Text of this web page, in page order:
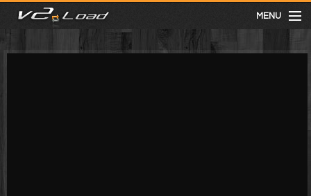
MENU
meist gesehen